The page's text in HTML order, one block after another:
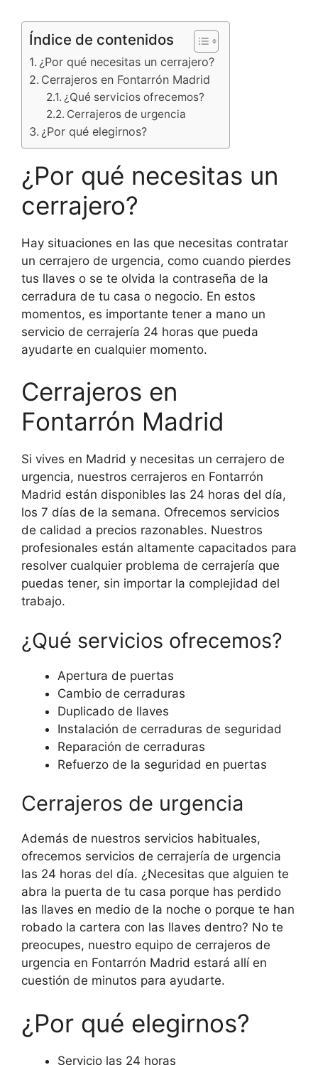
Índice de contenidos
¿Por qué necesitas un cerrajero?
Cerrajeros en Fontarrón Madrid
¿Qué servicios ofrecemos?
Cerrajeros de urgencia
¿Por qué elegirnos?
¿Por qué necesitas un
cerrajero?
Hay situaciones en las que necesitas contratar
un cerrajero de urgencia, como cuando pierdes
tus llaves o se te olvida la contraseña de la
cerradura de tu casa o negocio. En estos
momentos, es importante tener a mano un
servicio de cerrajería 24 horas que pueda
ayudarte en cualquier momento.
Cerrajeros en
Fontarrón Madrid
Si vives en Madrid y necesitas un cerrajero de
urgencia, nuestros cerrajeros en Fontarrón
Madrid están disponibles las 24 horas del día,
los 7 días de la semana. Ofrecemos servicios
de calidad a precios razonables. Nuestros
profesionales están altamente capacitados para
resolver cualquier problema de cerrajería que
puedas tener, sin importar la complejidad del
trabajo.
¿Qué servicios ofrecemos?
Apertura de puertas
Cambio de cerraduras
Duplicado de llaves
Instalación de cerraduras de seguridad
Reparación de cerraduras
Refuerzo de la seguridad en puertas
Cerrajeros de urgencia
Además de nuestros servicios habituales,
ofrecemos servicios de cerrajería de urgencia
las 24 horas del día. ¿Necesitas que alguien te
abra la puerta de tu casa porque has perdido
las llaves en medio de la noche o porque te han
robado la cartera con las llaves dentro? No te
preocupes, nuestro equipo de cerrajeros de
urgencia en Fontarrón Madrid estará allí en
cuestión de minutos para ayudarte.
¿Por qué elegirnos?
Servicio las 24 horas